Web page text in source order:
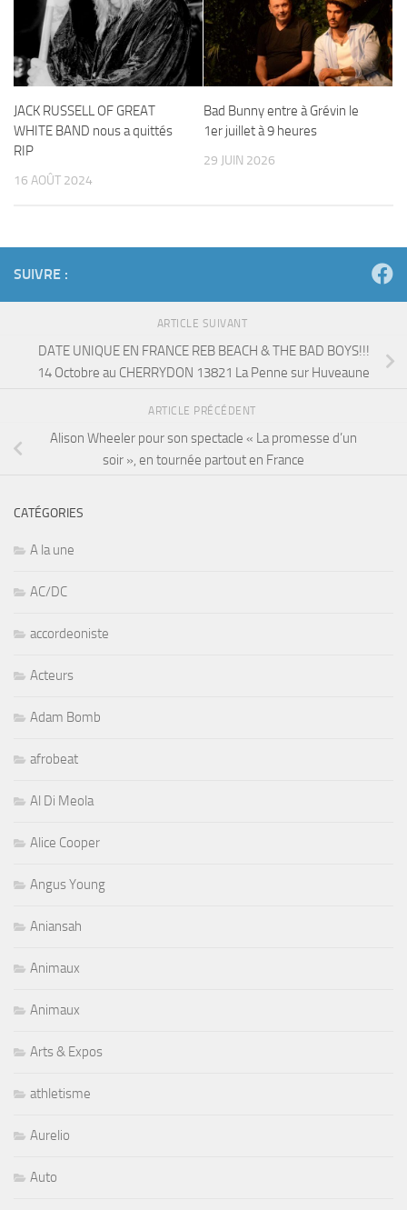
JACK RUSSELL OF GREAT
WHITE BAND nous a quittés
RIP
16 AOÛT 2024
Bad Bunny entre à Grévin le
1er juillet à 9 heures
29 JUIN 2026
SUIVRE :
ARTICLE SUIVANT
DATE UNIQUE EN FRANCE REB BEACH & THE BAD BOYS!!!
14 Octobre au CHERRYDON 13821 La Penne sur Huveaune
ARTICLE PRÉCÉDENT
Alison Wheeler pour son spectacle « La promesse d’un
soir », en tournée partout en France
CATÉGORIES
A la une
AC/DC
accordeoniste
Acteurs
Adam Bomb
afrobeat
Al Di Meola
Alice Cooper
Angus Young
Aniansah
Animaux
Animaux
Arts & Expos
athletisme
Aurelio
Auto